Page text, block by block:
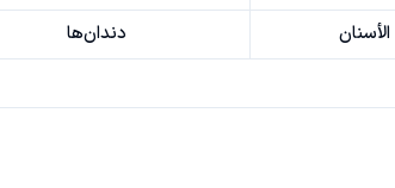
الأسنان
دندان‌ها